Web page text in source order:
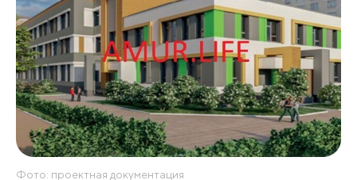
Фото: проектная документация